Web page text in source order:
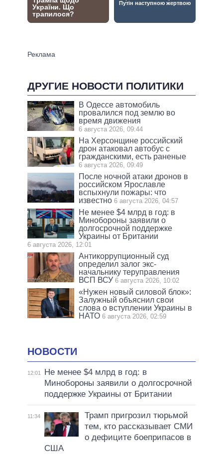
ДРУГИЕ НОВОСТИ ПОЛИТИКИ
В Одессе автомобиль
провалился под землю во
время движения
6 августа 2026, 09:44
На Херсонщине российский
дрон атаковал автобус с
гражданскими, есть раненые
6 августа 2026, 09:49
После ночной атаки дронов в
российском Ярославле
вспыхнули пожары: что
известно 6 августа 2026, 04:57
Не менее $4 млрд в год: в
Минобороны заявили о
долгосрочной поддержке
Украины от Британии
6 августа 2026, 12:01
Антикоррупционный суд
определил залог экс-
начальнику теруправления
ВСП ВСУ 6 августа 2026, 10:02
«Нужен новый силовой блок»:
Залужный объяснил свои
слова о вступлении Украины в
НАТО 6 августа 2026, 02:59
НОВОСТИ
12:01
Не менее $4 млрд в год: в
Минобороны заявили о долгосрочной
поддержке Украины от Британии
11:34
Трамп пригрозил тюрьмой
тем, кто рассказывает СМИ
о дефиците боеприпасов в
США